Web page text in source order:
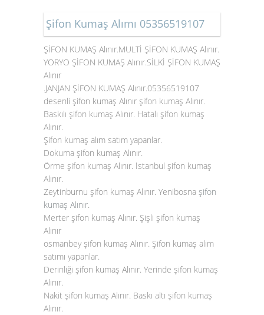
Şifon Kumaş Alımı 05356519107
ŞİFON KUMAŞ Alınır.MULTİ ŞİFON KUMAŞ Alınır.
YORYO ŞİFON KUMAŞ Alınır.SİLKİ ŞİFON KUMAŞ
Alınır
.JANJAN ŞİFON KUMAŞ Alınır.05356519107
desenli şifon kumaş Alınır şifon kumaş Alınır.
Baskılı şifon kumaş Alınır. Hatalı şifon kumaş
Alınır.
Şifon kumaş alım satım yapanlar.
Dokuma şifon kumaş Alınır.
Örme şifon kumaş Alınır. İstanbul şifon kumaş
Alınır.
Zeytinburnu şifon kumaş Alınır. Yenibosna şifon
kumaş Alınır.
Merter şifon kumaş Alınır. Şişli şifon kumaş
Alınır
osmanbey şifon kumaş Alınır. Şifon kumaş alım
satımı yapanlar.
Derinliği şifon kumaş Alınır. Yerinde şifon kumaş
Alınır.
Nakit şifon kumaş Alınır. Baskı altı şifon kumaş
Alınır.